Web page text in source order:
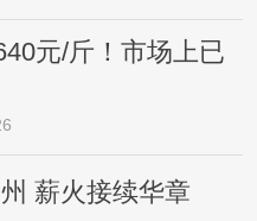
元/斤！市场上已
薪火接续华章